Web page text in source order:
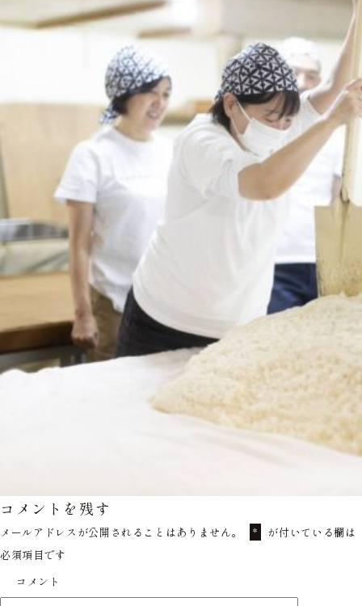
コメントを残す
メールアドレスが公開されることはありません。 *
が付いている欄は
必須項目です
コメント